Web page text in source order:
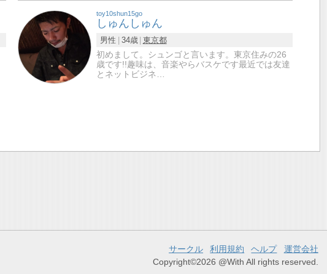
toy10shun15go
しゅんしゅん
男性 34歳 東京都
初めまして。シュンゴと言います。東京住みの26
歳です!!趣味は、音楽やらバスケです最近では友達
とネットビジネ…
サークル 利用規約 ヘルプ
運営会社
Copyright©2026 @With All rights reserved.